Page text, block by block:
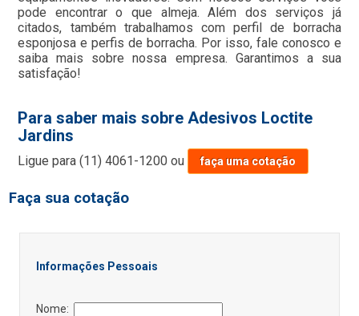
pode encontrar o que almeja. Além dos serviços já
citados, também trabalhamos com perfil de borracha
esponjosa e perfis de borracha. Por isso, fale conosco e
saiba mais sobre nossa empresa. Garantimos a sua
satisfação!
Para saber mais sobre Adesivos Loctite
Jardins
Ligue para(11) 4061-1200 ou faça uma cotação
Faça sua cotação
Informações Pessoais
Nome: